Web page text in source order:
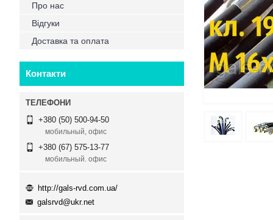
Про нас
Відгуки
Доставка та оплата
Контакти
+380 (50) 500-94-50
мобильный, офис
+380 (67) 575-13-77
мобильный. офис
http://gals-rvd.com.ua/
galsrvd@ukr.net